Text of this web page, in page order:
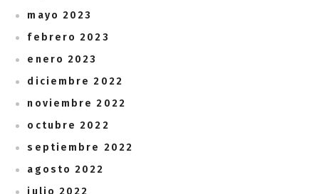
mayo 2023
febrero 2023
enero 2023
diciembre 2022
noviembre 2022
octubre 2022
septiembre 2022
agosto 2022
julio 2022